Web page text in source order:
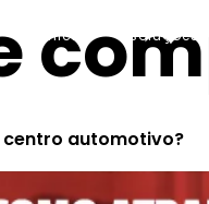
inicio soluções
automotivo?